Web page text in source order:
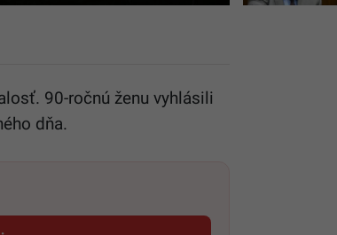
90-ročnú ženu vyhlásili
dňa.